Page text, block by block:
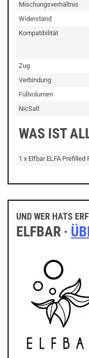
Mischungsverhältnis
Widerstand
Kompatibilität
Zug
Verbindung
Füllvolumen
NicSalt
WAS IST
1 x Elfbar ELFA Prefilled
UND WER HATS
ELFBAR ·